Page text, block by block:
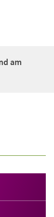
am